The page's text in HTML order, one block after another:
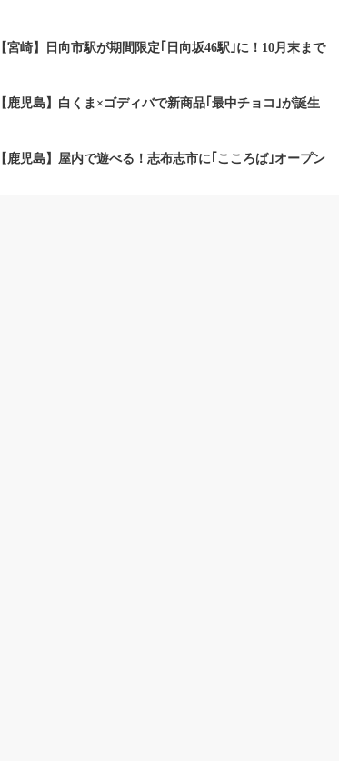
【宮崎】日向市駅が期間限定｢日向坂46駅｣に！10月末まで
【鹿児島】白くま×ゴディバで新商品｢最中チョコ｣が誕生
【鹿児島】屋内で遊べる！志布志市に｢こころば｣オープン